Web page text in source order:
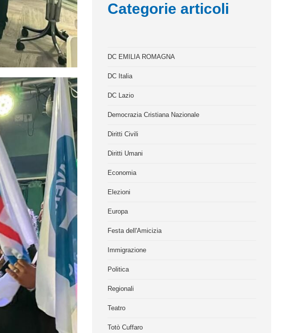
Categorie articoli
DC EMILIA ROMAGNA
DC Italia
DC Lazio
Democrazia Cristiana Nazionale
Diritti Civili
Diritti Umani
Economia
Elezioni
Europa
Festa dell'Amicizia
Immigrazione
Politica
Regionali
Teatro
Totò Cuffaro